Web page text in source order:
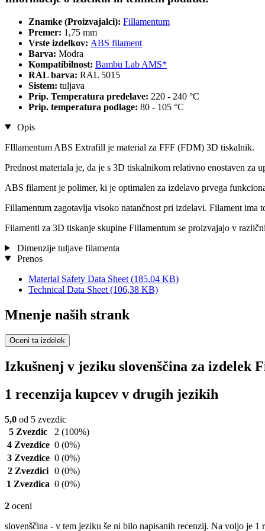
Znamke (Proizvajalci): Fillamentum
Premer: 1,75 mm
Vrste izdelkov: ABS filament
Barva: Modra
Kompatibilnost: Bambu Lab AMS*
RAL barva: RAL 5015
Sistem: tuljava
Prip. Temperatura predelave: 220 - 240 °C
Prip. temperatura podlage: 80 - 105 °C
Opis
FIllamentum ABS Extrafill je material za FFF (FDM) 3D tiskalnik.
Prednost materiala je, da je s 3D tiskalnikom relativno enostaven
ABS filament je polimer, ki je optimalen za izdelavo prvega
Fillamentum zagotavlja visoko natančnost pri izdelavi. Filament ima
Filamenti za 3D tiskanje skupine Fillamentum se proizvajajo v
Dimenzije tuljave filamenta
Prenos
Material Safety Data Sheet (185,04 KB)
Technical Data Sheet (106,38 KB)
Mnenje naših strank
Oceni ta izdelek
Izkušnenj v jeziku slovenščina za izdelek
1 recenzija kupcev v drugih jezikih
5,0 od 5 zvezdic
5 Zvezdic
2 (100%)
4 Zvezdice 0 (0%)
3 Zvezdice 0 (0%)
2 Zvezdici 0 (0%)
1 Zvezdica 0 (0%)
2 oceni
slovenščina - v tem jeziku še ni bilo napisanih recenzij. Na voljo je 1